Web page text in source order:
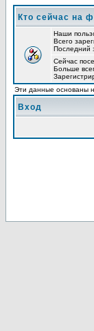
Кто сейчас на
Наши
Всего
Последний
Сейчас
Больше
Эти данные основаны
Вход